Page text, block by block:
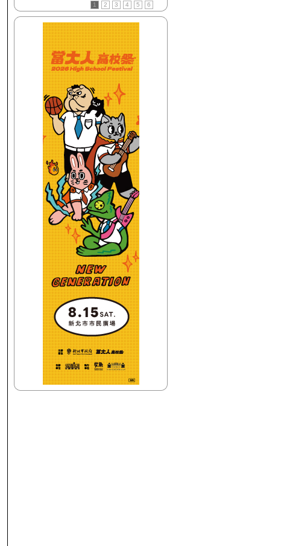
活力DJ-阿娟
【Next】
(花東)
活力DJ-阿娟
【Next】
(聯播)活力DJ-阿娟
【HitFm正在進行】
(北部)
活力DJ-阿娟
【Next】
(聯播)活力DJ-阿娟
1 2 3 4 5 6